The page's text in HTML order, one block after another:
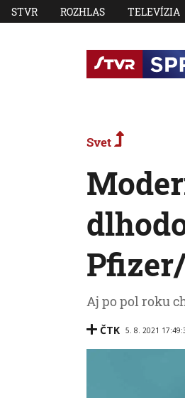
STVR ROZHLAS TELEVÍZIA
Svet
Aj po pol roku
ČTK 5. 8. 2021